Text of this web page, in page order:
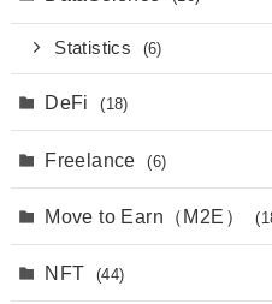
Statistics (6)
DeFi (18)
Freelance (6)
Move to Earn（M2E）
NFT (44)